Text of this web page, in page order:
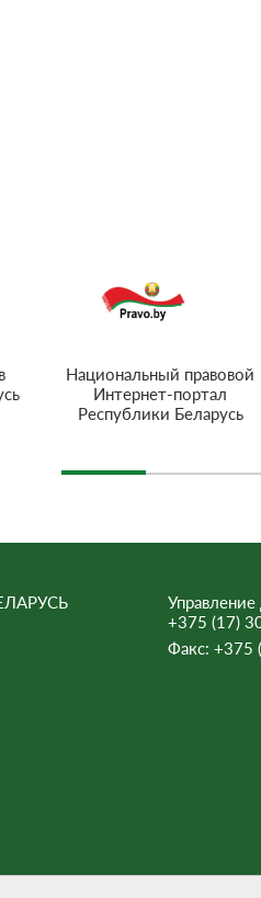
Национальный правовой
Интернет-портал
Республики Беларусь
+375 (17)
Факс: +375